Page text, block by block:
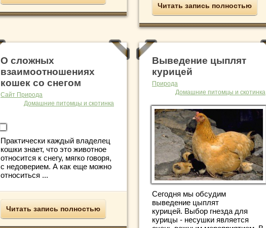
Читать запись полностью
О сложных
взаимоотношениях
кошек со снегом
Сайт Природа
Домашние питомцы и скотинка
Практически каждый владелец
кошки знает, что это животное
относится к снегу, мягко говоря,
с недоверием. А как еще можно
относиться ...
Читать запись полностью
Выведение цыплят
курицей
Природа
Домашние питомцы и скотинка
Сегодня мы обсудим
выведение цыплят
курицей. Выбор гнезда для
курицы - несушки является